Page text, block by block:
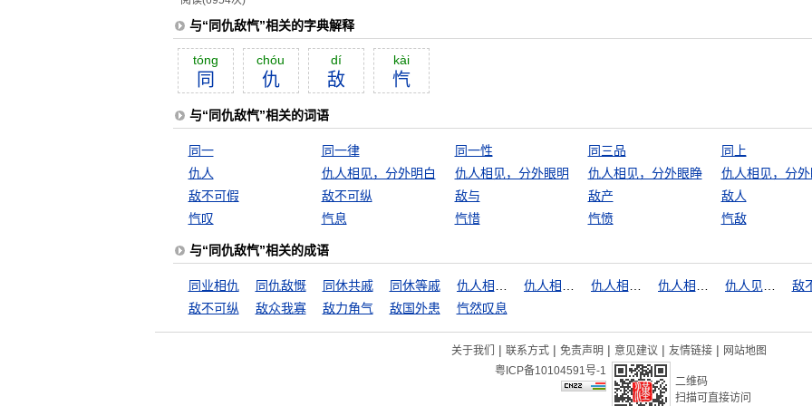
与“同仇敌忾”相关的字典解释
tóng
同
chóu
仇
dí
敌
kài
忾
与“同仇敌忾”相关的词语
同一 同一律 同一性 同三品
同上
仇人
仇人相见，分外明白 仇人相见，分外眼明 仇人相见，分外眼睁
仇人相见，分
敌不可假
敌不可纵 敌与 敌产
敌人
忾叹
忾息 忾惜 忾愤 忾敌
与“同仇敌忾”相关的成语
同业相仇 同仇敌慨 同休共戚 同休等戚
敌
敌不可纵
敌众我寡 敌力角气 敌国外患 忾然叹息
关于我们 | 联系方式 | 免责声明 | 意见建议 | 友情链接 | 网站地图
粤ICP备10104591号-1
二维码
扫描可直接访问